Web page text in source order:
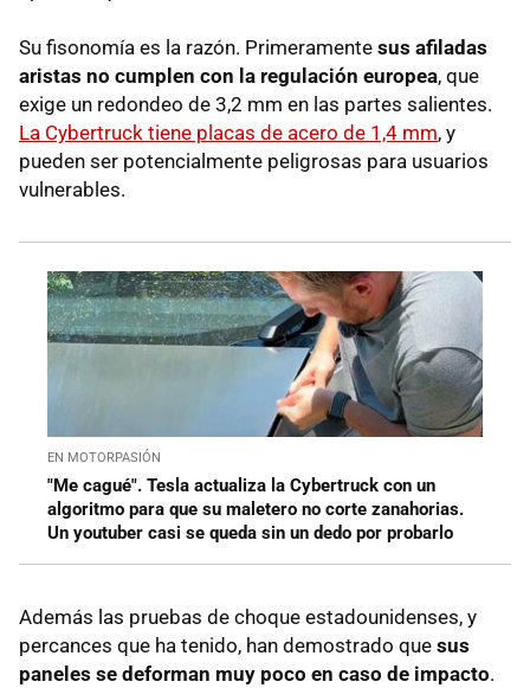
Su fisonomía es la razón. Primeramente sus afiladas
aristas no cumplen con la regulación europea, que
exige un redondeo de 3,2 mm en las partes salientes.
La Cybertruck tiene placas de acero de 1,4 mm, y
pueden ser potencialmente peligrosas para usuarios
vulnerables.
EN MOTORPASIÓN
"Me cagué". Tesla actualiza la Cybertruck con un
algoritmo para que su maletero no corte zanahorias.
Un youtuber casi se queda sin un dedo por probarlo
Además las pruebas de choque estadounidenses, y
percances que ha tenido, han demostrado que sus
paneles se deforman muy poco en caso de impacto.